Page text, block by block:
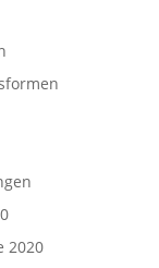
2020